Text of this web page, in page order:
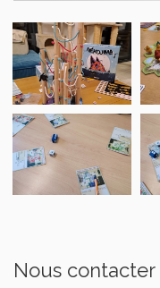
Nous contacter